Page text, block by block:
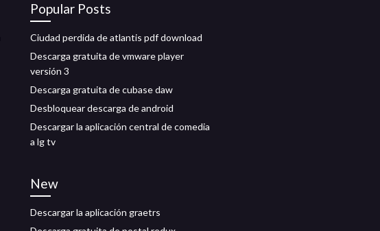
Popular Posts
Ciudad perdida de atlantis pdf download
Descarga gratuita de vmware player
versión 3
Descarga gratuita de cubase daw
Desbloquear descarga de android
Descargar la aplicación central de comedia
a lg tv
New
Descargar la aplicación graetrs